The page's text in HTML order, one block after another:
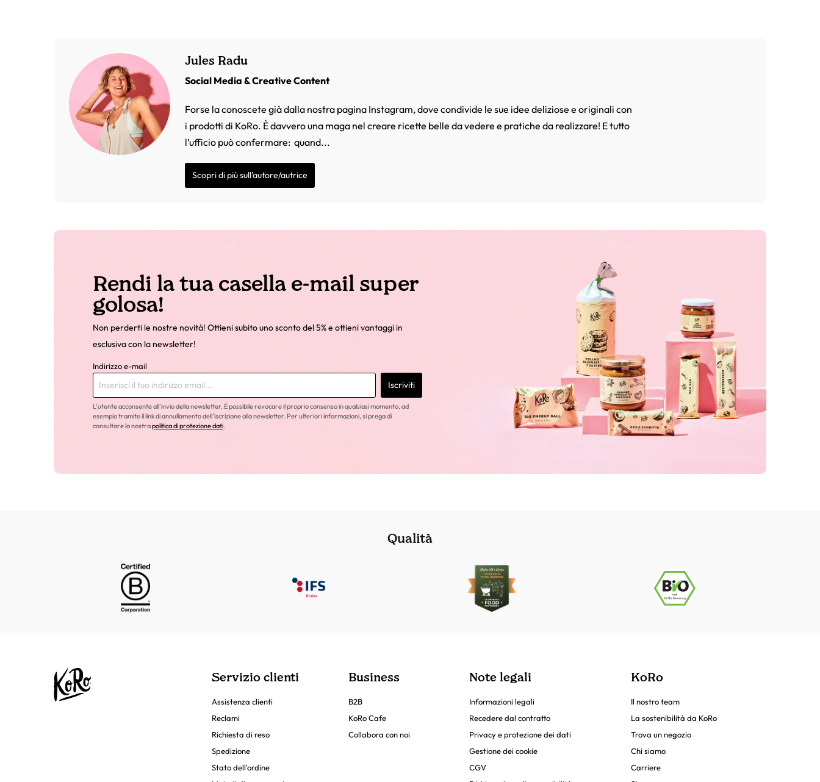
Jules Radu
Social Media & Creative Content
Forse la conoscete già dalla nostra pagina Instagram, dove condivide le sue idee deliziose e originali con
i prodotti di KoRo. È davvero una maga nel creare ricette belle da vedere e pratiche da realizzare! E tutto
l’ufficio può confermare: quand...
Scopri di più sull'autore/autrice
Rendi la tua casella e-mail super
golosa!
Non perderti le nostre novità! Ottieni subito uno sconto del 5% e ottieni vantaggi in
esclusiva con la newsletter!
Indirizzo e-mail
Iscriviti
L'utente acconsente all'invio della newsletter. È possibile revocare il proprio consenso in qualsiasi momento, ad
esempio tramite il link di annullamento dell'iscrizione alla newsletter. Per ulteriori informazioni, si prega di
consultare la nostrapolitica di protezione dati.
Qualità
Servizio clienti
Assistenza clienti
Reclami
Richiesta di reso
Spedizione
Stato dell'ordine
Business
B2B
KoRo Cafe
Collabora con noi
Note legali
Informazioni legali
Recedere dal contratto
Privacy e protezione dei dati
Gestione dei cookie
CGV
KoRo
Il nostro team
La sostenibilità da KoRo
Trova un negozio
Chi siamo
Carriere